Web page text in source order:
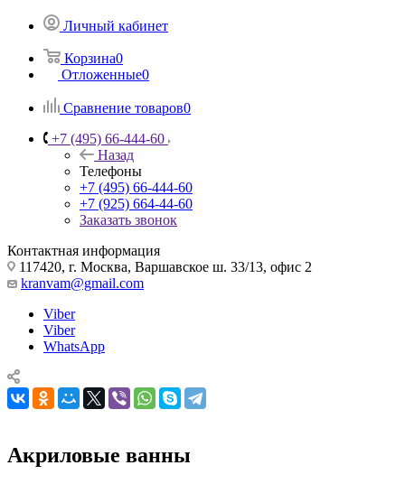
Личный кабинет
Корзина0
Отложенные0
Сравнение товаров0
+7 (495) 66-444-60
Назад
Телефоны
+7 (495) 66-444-60
+7 (925) 664-44-60
Заказать звонок
Контактная информация
117420, г. Москва, Варшавское ш. 33/13, офис 2
kranvam@gmail.com
Viber
Viber
WhatsApp
Акриловые ванны